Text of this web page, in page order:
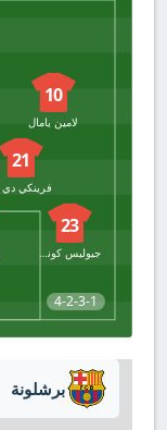
4-2-3-1
10
لامين يامال
21
23
جيوليس كوندي
برشلونة